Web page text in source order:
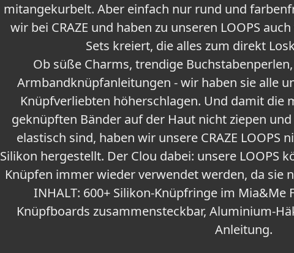
mitangekurbelt. Aber einfach nur rund und
wir bei CRAZE und haben zu unseren LOOPS
Sets kreiert, die alles zum direkt
Ob süße Charms, trendige
Armbandknüpfanleitungen - wir haben sie alle
Knüpfverliebten höherschlagen. Und damit die
geknüpften Bänder auf der Haut nicht ziepen
elastisch sind, haben wir unsere CRAZE LOOPS
Silikon hergestellt. Der Clou dabei: unsere LOOPS
Knüpfen immer wieder verwendet werden, da sie
INHALT: 600+ Silikon-Knüpfringe im Mia&Me
Knüpfboards zusammensteckbar, Aluminium-
Anleitung.